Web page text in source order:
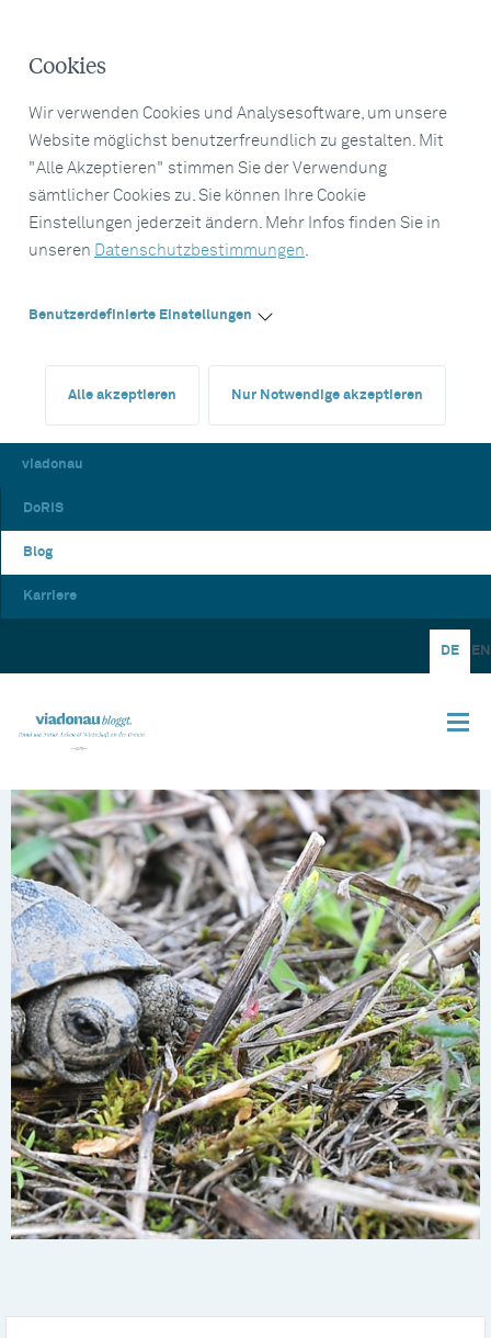
Cookies
Wir verwenden Cookies und Analysesoftware, um unsere
Website möglichst benutzerfreundlich zu gestalten. Mit
"Alle Akzeptieren" stimmen Sie der Verwendung
sämtlicher Cookies zu. Sie können Ihre Cookie
Einstellungen jederzeit ändern. Mehr Infos finden Sie in
unseren Datenschutzbestimmungen.
Benutzerdefinierte Einstellungen
Alle akzeptieren Nur Notwendige akzeptieren
viadonau
DoRIS
Blog
Karriere
DE EN